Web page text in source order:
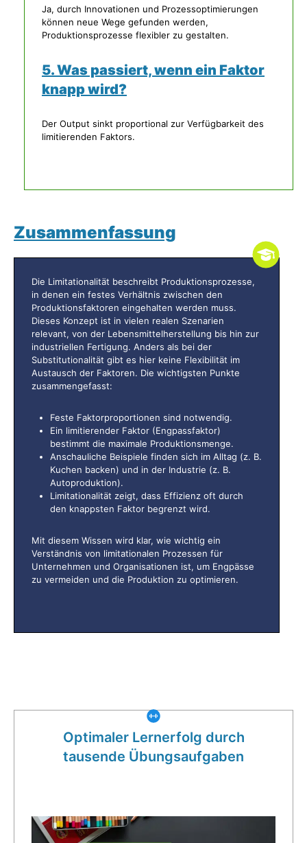
Ja, durch Innovationen und Prozessoptimierungen
können neue Wege gefunden werden,
Produktionsprozesse flexibler zu gestalten.
5. Was passiert, wenn ein Faktor
knapp wird?
Der Output sinkt proportional zur Verfügbarkeit des
limitierenden Faktors.
Zusammenfassung
Die Limitationalität beschreibt Produktionsprozesse,
in denen ein festes Verhältnis zwischen den
Produktionsfaktoren eingehalten werden muss.
Dieses Konzept ist in vielen realen Szenarien
relevant, von der Lebensmittelherstellung bis hin zur
industriellen Fertigung. Anders als bei der
Substitutionalität gibt es hier keine Flexibilität im
Austausch der Faktoren. Die wichtigsten Punkte
zusammengefasst:
Feste Faktorproportionen sind notwendig.
Ein limitierender Faktor (Engpassfaktor)
bestimmt die maximale Produktionsmenge.
Anschauliche Beispiele finden sich im Alltag (z. B.
Kuchen backen) und in der Industrie (z. B.
Autoproduktion).
Limitationalität zeigt, dass Effizienz oft durch
den knappsten Faktor begrenzt wird.
Mit diesem Wissen wird klar, wie wichtig ein
Verständnis von limitationalen Prozessen für
Unternehmen und Organisationen ist, um Engpässe
zu vermeiden und die Produktion zu optimieren.
Optimaler Lernerfolg durch
tausende Übungsaufgaben